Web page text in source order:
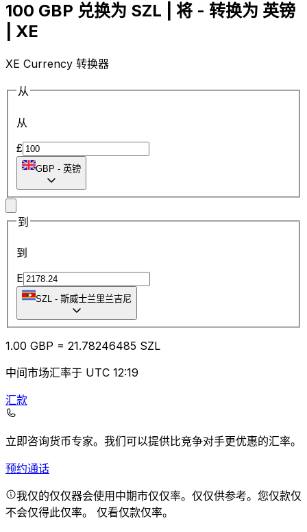
100 GBP 兑换为 SZL | 将 - 转换为 英镑
| XE
XE Currency 转换器
从
从
£
GBP - 英镑
到
到
E
SZL - 斯威士兰里兰吉尼
1.00 GBP = 21.78246485 SZL
中间市场汇率于 UTC 12:19
汇款
立即咨询货币专家。 我们可以提供比竞争对手更优惠的汇率。
预约通话
我仅的仅仅器会使用中期市仅仅率。仅仅供参考。您仅款仅
不会仅得此仅率。 仅看仅款仅率。